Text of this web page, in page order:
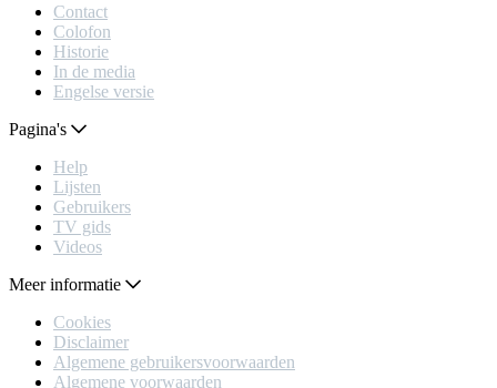
Contact
Colofon
Historie
In de media
Engelse versie
Pagina's
Help
Lijsten
Gebruikers
TV gids
Videos
Meer informatie
Cookies
Disclaimer
Algemene gebruikersvoorwaarden
Algemene voorwaarden